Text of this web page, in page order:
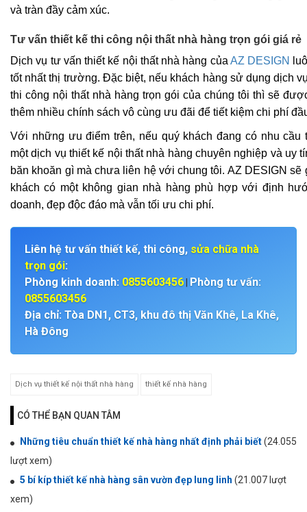
và tràn đầy cảm xúc.
Tư vấn thiết kế thi công nội thất nhà hàng trọn gói giá rẻ
Dịch vụ tư vấn thiết kế nội thất nhà hàng của AZ DESIGN
tốt nhất thị trường. Đặc biệt, nếu khách hàng sử dụng dịch
thi công nội thất nhà hàng trọn gói của chúng tôi thì sẽ
thêm nhiều chính sách vô cùng ưu đãi để tiết kiệm chi phí
Với những ưu điểm trên, nếu quý khách đang có nhu cầu
một dịch vụ thiết kế nội thất nhà hàng chuyên nghiệp và uy
băn khoăn gì mà chưa liên hệ với chung tôi. AZ DESIGN sẽ
khách có một không gian nhà hàng phù hợp với định
doanh, đẹp độc đáo mà vẫn tối ưu chi phí.
Liên hệ tư vấn thiết kế, thi công, sửa chữa nhà
trọn gói:
Phòng kinh doanh: 0855603456
Phòng tư vấn:
0855603456
Địa chỉ: Tòa DN1, CT3, khu đô thị Văn Khê, La Khê,
Hà Đông
Dịch vụ thiết kế nội thất nhà hàng thiết kế nhà hàng
CÓ THỂ BẠN QUAN TÂM
Những tiêu chuẩn thiết kế nhà hàng nhất định phải biết(24.055
lượt xem)
5 bí kíp thiết kế nhà hàng sân vườn đẹp lung linh (21.007 lượt
xem)